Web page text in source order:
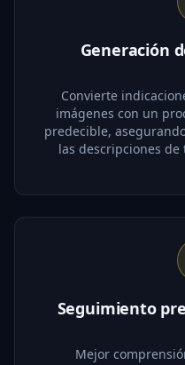
Generación
Convierte
imágenes con un
predecible,
las descripciones
Seguimiento
Mejor